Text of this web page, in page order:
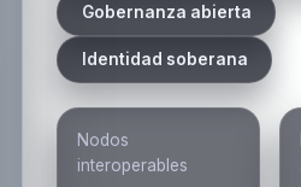
Gobernanza abierta
Identidad soberana
Nodos
interoperables